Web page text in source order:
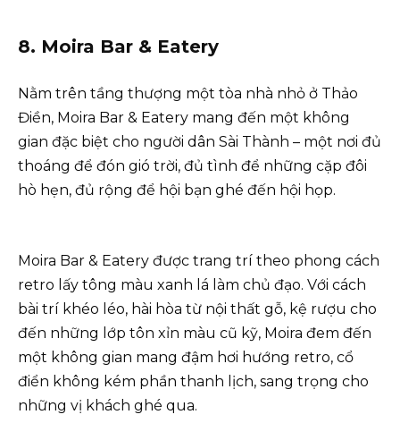
8. Moira Bar & Eatery
Nằm trên tầng thượng một tòa nhà nhỏ ở Thảo
Điền, Moira Bar & Eatery mang đến một không
gian đặc biệt cho người dân Sài Thành – một nơi đủ
thoáng để đón gió trời, đủ tình để những cặp đôi
hò hẹn, đủ rộng để hội bạn ghé đến hội họp.
Moira Bar & Eatery được trang trí theo phong cách
retro lấy tông màu xanh lá làm chủ đạo. Với cách
bài trí khéo léo, hài hòa từ nội thất gỗ, kệ rượu cho
đến những lớp tôn xỉn màu cũ kỹ, Moira đem đến
một không gian mang đậm hơi hướng retro, cổ
điển không kém phần thanh lịch, sang trọng cho
những vị khách ghé qua.